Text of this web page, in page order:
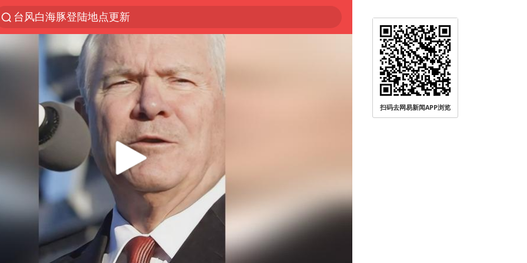
台风白海豚登陆地点更新
以“新”破局 首发经济点亮城市消费活力
台风白海豚进入48小时警戒线
佛得角门将亮相智利俱乐部主场
宇树科技发行价格150.80元/股
看守所辅警收受10万获刑1年
宇树科技王兴兴身家有望超200亿元
五粮液渠道价一箱上涨近百元
CIA被曝已秘密设立古巴工作组
贵州轮胎子公司获美国退税8136万
U17国足1分钟轰2球
扫码去网易新闻APP浏览